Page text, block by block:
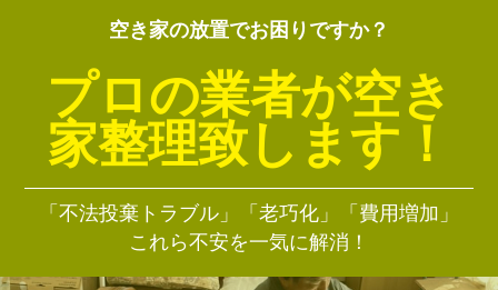
空き家の放置でお困りですか？
プロの業者が空き
家整理致します！
「不法投棄トラブル」「老巧化」「費用増加」
これら不安を一気に解消！